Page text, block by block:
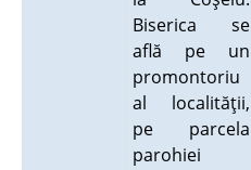
Biserica se
află pe un
promontoriu
al localităţii,
pe parcela
parohiei